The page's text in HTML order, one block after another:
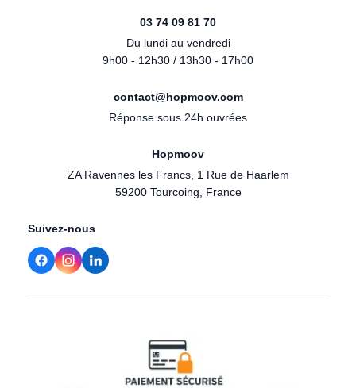
03 74 09 81 70
Du lundi au vendredi
9h00 - 12h30 / 13h30 - 17h00
contact@hopmoov.com
Réponse sous 24h ouvrées
Hopmoov
ZA Ravennes les Francs, 1 Rue de Haarlem
59200 Tourcoing, France
Suivez-nous